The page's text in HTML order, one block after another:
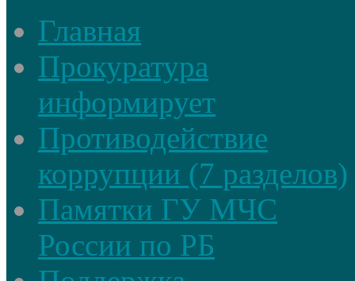
Главная
Прокуратура
информирует
Противодействие
коррупции (7 разделов)
Памятки ГУ МЧС
России по РБ